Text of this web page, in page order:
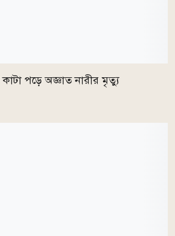
কাটা পড়ে অজ্ঞাত নারীর মৃত্যু